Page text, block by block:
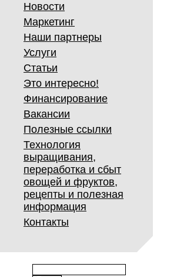
Новости
Маркетинг
Наши партнеры
Услуги
Статьи
Это интересно!
Финансирование
Вакансии
Полезные ссылки
Технология
выращивания,
переработка и сбыт
овощей и фруктов,
рецепты и полезная
информация
Контакты